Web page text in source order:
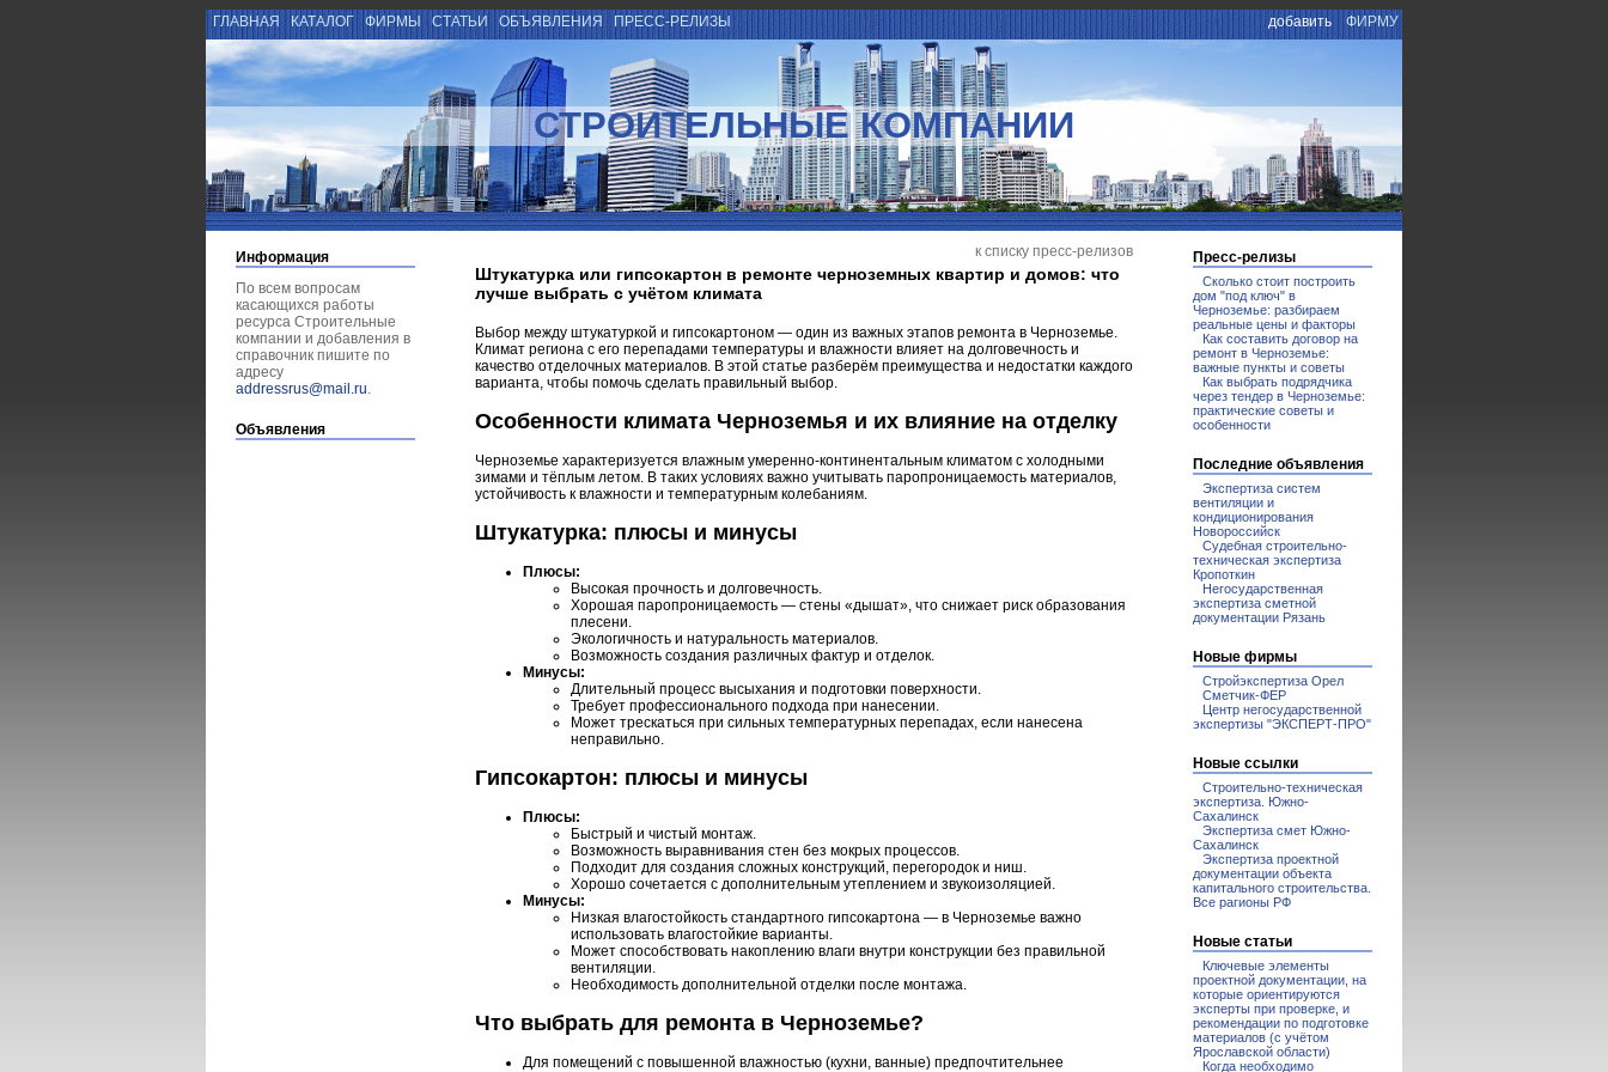
ГЛАВНАЯ КАТАЛОГ ФИРМЫ СТАТЬИ ОБЪЯВЛЕНИЯ ПРЕСС-РЕЛИЗЫ добавить ФИРМУ
СТРОИТЕЛЬНЫЕ КОМПАНИИ
Информация
По всем вопросам
касающихся работы
ресурса Строительные
компании и добавления в
справочник пишите по
адресу
addressrus@mail.ru.
Объявления
к списку пресс-релизов
Штукатурка или гипсокартон в ремонте черноземных квартир и домов: что
лучше выбрать с учётом климата
Выбор между штукатуркой и гипсокартоном — один из важных этапов ремонта в Черноземье.
Климат региона с его перепадами температуры и влажности влияет на долговечность и
качество отделочных материалов. В этой статье разберём преимущества и недостатки каждого
варианта, чтобы помочь сделать правильный выбор.
Особенности климата Черноземья и их влияние на отделку
Черноземье характеризуется влажным умеренно-континентальным климатом с холодными
зимами и тёплым летом. В таких условиях важно учитывать паропроницаемость материалов,
устойчивость к влажности и температурным колебаниям.
Штукатурка: плюсы и минусы
Плюсы:
Высокая прочность и долговечность.
Хорошая паропроницаемость — стены «дышат», что снижает риск образования
плесени.
Экологичность и натуральность материалов.
Возможность создания различных фактур и отделок.
Минусы:
Длительный процесс высыхания и подготовки поверхности.
Требует профессионального подхода при нанесении.
Может трескаться при сильных температурных перепадах, если нанесена
неправильно.
Гипсокартон: плюсы и минусы
Плюсы:
Быстрый и чистый монтаж.
Возможность выравнивания стен без мокрых процессов.
Подходит для создания сложных конструкций, перегородок и ниш.
Хорошо сочетается с дополнительным утеплением и звукоизоляцией.
Минусы:
Низкая влагостойкость стандартного гипсокартона — в Черноземье важно
использовать влагостойкие варианты.
Может способствовать накоплению влаги внутри конструкции без правильной
вентиляции.
Необходимость дополнительной отделки после монтажа.
Что выбрать для ремонта в Черноземье?
Для помещений с повышенной влажностью (кухни, ванные) предпочтительнее
Пресс-релизы
Сколько стоит построить
дом "под ключ" в
Черноземье: разбираем
реальные цены и факторы
Как составить договор на
ремонт в Черноземье:
важные пункты и советы
Как выбрать подрядчика
через тендер в Черноземье:
практические советы и
особенности
Последние объявления
Экспертиза систем
вентиляции и
кондиционирования
Новороссийск
Судебная строительно-
техническая экспертиза
Кропоткин
Негосударственная
экспертиза сметной
документации Рязань
Новые фирмы
Стройэкспертиза Орел
Сметчик-ФЕР
Центр негосударственной
экспертизы "ЭКСПЕРТ-ПРО"
Новые ссылки
Строительно-техническая
экспертиза. Южно-
Сахалинск
Экспертиза смет Южно-
Сахалинск
Экспертиза проектной
документации объекта
капитального строительства.
Все рагионы РФ
Новые статьи
Ключевые элементы
проектной документации, на
которые ориентируются
эксперты при проверке, и
рекомендации по подготовке
материалов (с учётом
Ярославской области)
Когда необходимо